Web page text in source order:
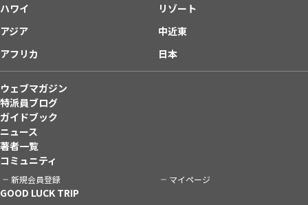
ハワイ
リゾート
アジア
中近東
アフリカ
日本
ウェブマガジン
特派員ブログ
ガイドブック
ニュース
著者一覧
コミュニティ
新規会員登録 マイページ
GOOD LUCK TRIP